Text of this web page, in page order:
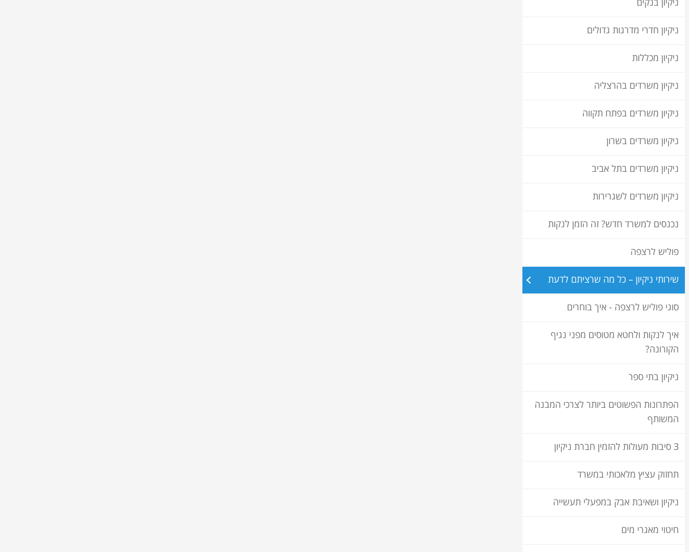
ניקיון בנקים
ניקיון חדרי מדרגות גדולים
ניקיון מכללות
ניקיון משרדים בהרצליה
ניקיון משרדים בפתח תקווה
ניקיון משרדים בשרון
ניקיון משרדים בתל אביב
ניקיון משרדים לשגרירות
נכנסים למשרד חדש? זה הזמן לנקות
פוליש לרצפה
שירותי ניקיון – כל מה שרציתם לדעת
סוגי פוליש לרצפה - איך בוחרים
איך לנקות ולחטא מטוסים מפני נגיף
הקורונה?
ניקיון בתי ספר
הפתרונות הפשוטים ביותר לצרכי המבנה
המשותף
3 סיבות מעולות להזמין חברת ניקיון
תחזוק עציץ מלאכותי במשרד
ניקיון ושאיבת אבק במפעלי תעשייה
חיטוי מאגרי מים